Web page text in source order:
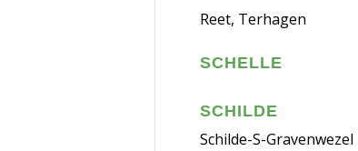
Reet, Terhagen
SCHELLE
SCHILDE
Schilde-S-Gravenwezel